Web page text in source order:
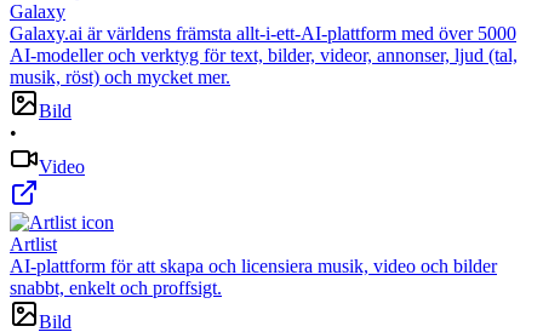
Galaxy
Galaxy.ai är världens främsta allt-i-ett-AI-plattform med över 5000
AI-modeller och verktyg för text, bilder, videor, annonser, ljud (tal,
musik, röst) och mycket mer.
Bild
•
Video
Artlist
AI-plattform för att skapa och licensiera musik, video och bilder
snabbt, enkelt och proffsigt.
Bild